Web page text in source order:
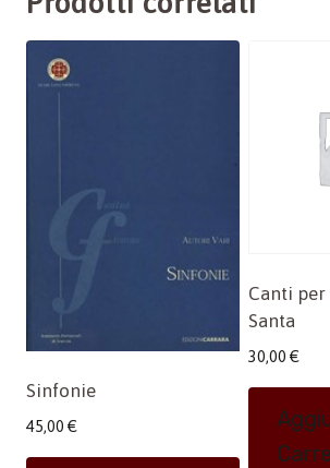
Sinfonie
45,00 €
Canti
Santa
30,00 €